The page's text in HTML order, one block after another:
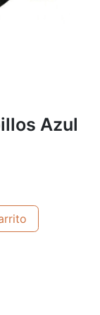
Azul